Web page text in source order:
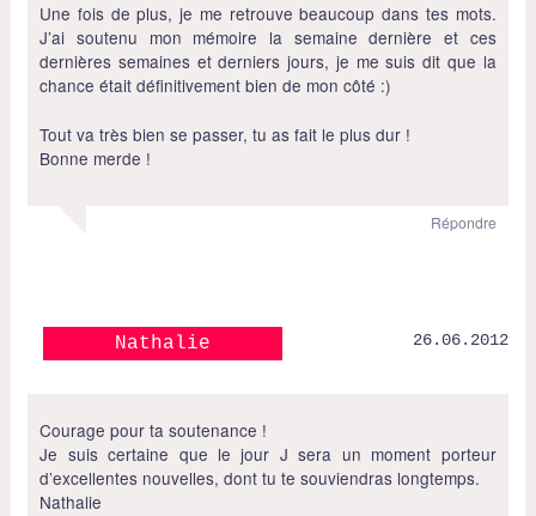
Une fois de plus, je me retrouve beaucoup dans tes mots.
J’ai soutenu mon mémoire la semaine dernière et ces
dernières semaines et derniers jours, je me suis dit que la
chance était définitivement bien de mon côté :)
Tout va très bien se passer, tu as fait le plus dur !
Bonne merde !
Répondre
Nathalie 26.06.2012
Courage pour ta soutenance !
Je suis certaine que le jour J sera un moment porteur
d’excellentes nouvelles, dont tu te souviendras longtemps.
Nathalie